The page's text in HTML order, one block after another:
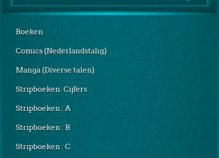
Boeken
Comics (Nederlandstalig)
Manga (Diverse talen)
Stripboeken: Cijfers
Stripboeken : A
Stripboeken : B
Stripboeken : C